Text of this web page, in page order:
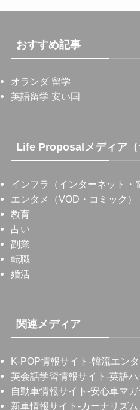
おすすめ記事
オランダ 留学
英語留学 安い国
Life Proposalメディア（
インフラ（インターネット・
エンタメ（VOD・コミック）
教育
占い
副業
転職
婚活
関連メディア
K-POP情報サイト -韓流エン
英会話学習情報サイト -英語ハ
自動車情報サイト -安心車マガ
新車情報サイト -カーナリズム